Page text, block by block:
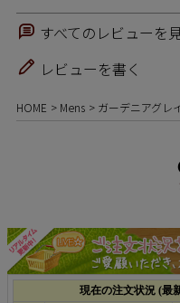
すべてのレビューを
レビューを書く
HOME Mens ガーデニアグレ